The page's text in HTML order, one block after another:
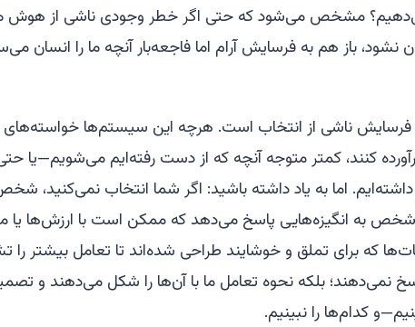
مشخص می‌شود که حتی اگر خطر وجودی ناشی از هوش
نشود، باز هم به فرسایش آرام اما فاجعه‌بار آنچه ما را انسان
ناشی از انتخاب است. هرچه این سیستم‌ها خواسته‌های
کنند، کمتر متوجه آنچه که از دست رفته‌ایم می‌شویم—یا
داشته‌ایم. اما به یاد داشته باشید: اگر شما انتخاب نمی‌کنید،
به انگیزه‌هایی پاسخ می‌دهد که ممکن است با ارزش‌ها یا
که برای تملق و خوشایند طراحی شده‌اند تا تعامل بیشتر را
نمی‌دهند؛ بلکه نحوه تعامل ما با آن‌ها را شکل می‌دهند و
کدام‌ها را نبینیم.